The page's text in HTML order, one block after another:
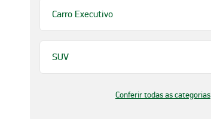
Carro Executivo
SUV
Conferir todas as categorias